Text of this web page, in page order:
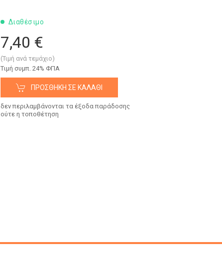
Διαθέσιμο
7,40 €
(Τιμή ανά τεμάχιο)
Tιμή συμπ. 24% ΦΠΑ
ΠΡΟΣΘΉΚΗ ΣΕ ΚΑΛΆΘΙ
δεν περιλαμβάνονται τα έξοδα παράδοσης
ούτε η τοποθέτηση